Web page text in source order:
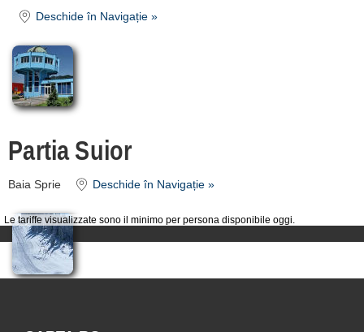
Le tariffe visualizzate sono il minimo per persona disponibile oggi.
Deschide în Navigație »
Partia Suior
Baia Sprie Deschide în Navigație »